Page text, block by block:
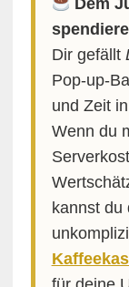
Dem
Dir gefällt
Pop-up-
und Zeit
Wenn du
kannst du